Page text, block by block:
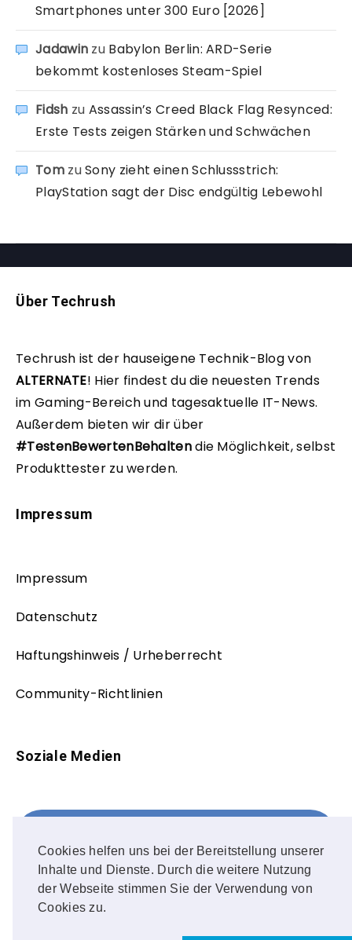
Cookies helfen uns bei der Bereitstellung unserer
Inhalte und Dienste. Durch die weitere Nutzung
der Webseite stimmen Sie der Verwendung von
Cookies zu.
Smartphones unter 300 Euro [2026]
Jadawin zu Babylon Berlin: ARD-Serie
bekommt kostenloses Steam-Spiel
Fidsh zu Assassin’s Creed Black Flag Resynced:
Erste Tests zeigen Stärken und Schwächen
TomzuSony zieht einen Schlussstrich:
PlayStation sagt der Disc endgültig Lebewohl
Über Techrush
Techrush ist der hauseigene Technik-Blog von
ALTERNATE! Hier findest du die neuesten Trends
im Gaming-Bereich und tagesaktuelle IT-News.
Außerdem bieten wir dir über
#TestenBewertenBehaltendie Möglichkeit, selbst
Produkttester zu werden.
Impressum
Impressum
Datenschutz
Haftungshinweis / Urheberrecht
Community-Richtlinien
Soziale Medien
FOLLOW ME!
Instagram
OUR PHOTOS!